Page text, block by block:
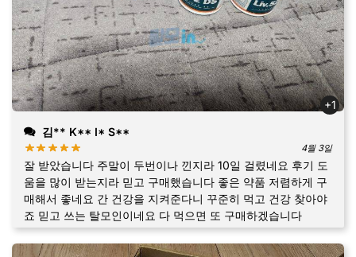
+1
김** K** I* S**
4월 3일
잘 받았습니다 주말이 두번이나 낀지라 10일 걸렸네요 후기 도
움을 많이 받는지라 믿고 구매했습니다 좋은 약품 저렴하게 구
매해서 좋네요 간 건강을 지켜준다니 꾸준히 먹고 건강 찾아야
죠 믿고 쓰는 탈모인이네요 다 먹으면 또 구매하겠습니다